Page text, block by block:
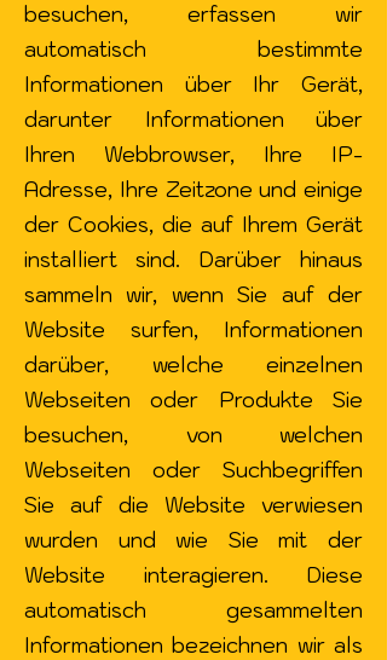
besuchen, erfassen wir
automatisch bestimmte
Informationen über Ihr Gerät,
darunter Informationen über
Ihren Webbrowser, Ihre IP-
Adresse, Ihre Zeitzone und einige
der Cookies, die auf Ihrem Gerät
installiert sind. Darüber hinaus
sammeln wir, wenn Sie auf der
Website surfen, Informationen
darüber, welche einzelnen
Webseiten oder Produkte Sie
besuchen, von welchen
Webseiten oder Suchbegriffen
Sie auf die Website verwiesen
wurden und wie Sie mit der
Website interagieren. Diese
automatisch gesammelten
Informationen bezeichnen wir als